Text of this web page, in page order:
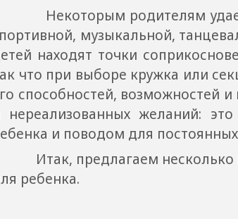
Некоторым родителям
музыкальной,
находят точки
что при выборе кружка или
способностей, возможностей
нереализованных желаний:
и поводом для
Итак, предлагаем несколько
ребенка.